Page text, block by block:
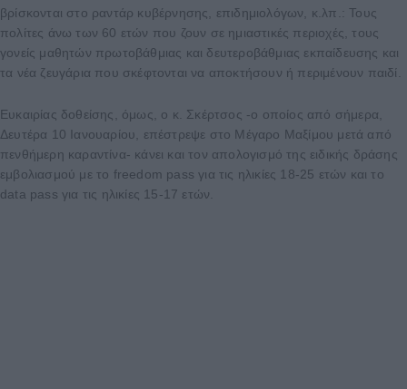
βρίσκονται στο ραντάρ κυβέρνησης, επιδημιολόγων, κ.λπ.: Τους
πολίτες άνω των 60 ετών που ζουν σε ημιαστικές περιοχές, τους
γονείς μαθητών πρωτοβάθμιας και δευτεροβάθμιας εκπαίδευσης και
τα νέα ζευγάρια που σκέφτονται να αποκτήσουν ή περιμένουν παιδί.
Ευκαιρίας δοθείσης, όμως, ο κ. Σκέρτσος -ο οποίος από σήμερα,
Δευτέρα 10 Ιανουαρίου, επέστρεψε στο Μέγαρο Μαξίμου μετά από
πενθήμερη καραντίνα- κάνει και τον απολογισμό της ειδικής δράσης
εμβολιασμού με το freedom pass για τις ηλικίες 18-25 ετών και το
data pass για τις ηλικίες 15-17 ετών.